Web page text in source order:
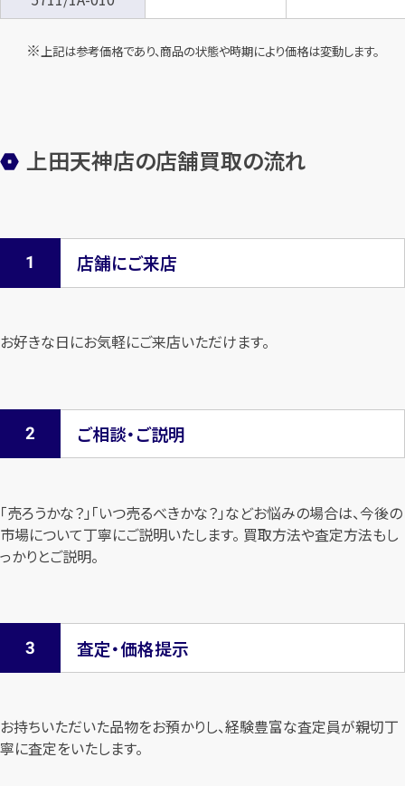
上記は参考価格であり、商品の状態や時期により価格は変動します。
上田天神店の店舗買取の流れ
店舗にご来店
お好きな日にお気軽にご来店いただけます。
ご相談・ご説明
「売ろうかな？」「いつ売るべきかな？」などお悩みの場合は、今後の
市場について丁寧にご説明いたします。 買取方法や査定方法もし
っかりとご説明。
査定・価格提示
お持ちいただいた品物をお預かりし、経験豊富な査定員が親切丁
寧に査定をいたします。